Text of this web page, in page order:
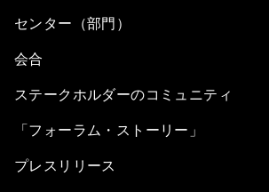
センター（部門）
会合
ステークホルダーのコミュニティ
「フォーラム・ストーリー」
プレスリリース